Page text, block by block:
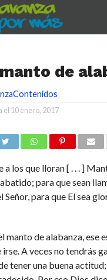
de
el 10 enero, 2017
a los que lloran [ . . . ]
para que sean
Señor, para que El sea
manto de alabanza, ese
A veces no tendrás
tener una buena